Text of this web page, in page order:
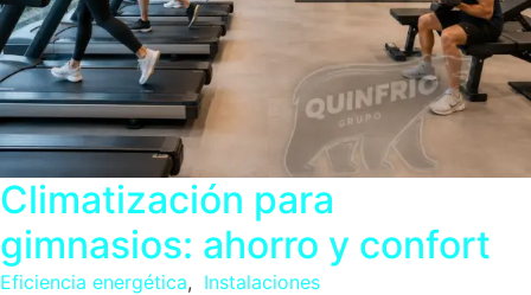
Climatización para
gimnasios: ahorro y confort
Eficiencia energética, Instalaciones